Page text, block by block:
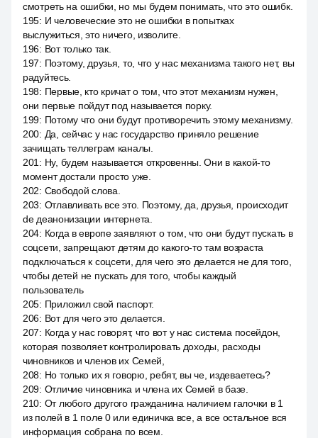
смотреть на ошибки, но мы будем понимать, что это ошибк.
195: И человеческие это не ошибки в попытках
выслужиться, это ничего, изволите.
196: Вот только так.
197: Поэтому, друзья, то, что у нас механизма такого нет, вы
радуйтесь.
198: Первые, кто кричат о том, что этот механизм нужен,
они первые пойдут под называется порку.
199: Потому что они будут противоречить этому механизму.
200: Да, сейчас у нас государство приняло решение
зачищать теллеграм каналы.
201 : Ну, будем называется откровенны. Они в какой-то
момент достали просто уже.
202: Свободой слова.
203: Отлавливать все это. Поэтому, да, друзья, происходит
de деанонизации интернета.
204: Когда в европе заявляют о том, что они будут пускать в
соцсети, запрещают детям до какого-то там возраста
подключаться к соцсети, для чего это делается не для того,
чтобы детей не пускать для того, чтобы каждый
пользователь
205: Приложил свой паспорт.
206: Вот для чего это делается.
207: Когда у нас говорят, что вот у нас система посейдон,
которая позволяет контролировать доходы, расходы
чиновников и членов их Семей,
208: Но только их я говорю, ребят, вы че, издеваетесь?
209: Отличие чиновника и члена их Семей в базе.
210: От любого другого гражданина наличием галочки в 1
из полей в 1 поле 0 или единичка все, а все остальное вся
информация собрана по всем.